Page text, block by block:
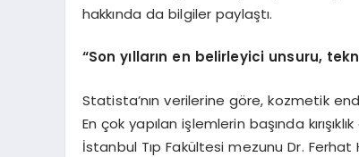
hakkında da bilgiler paylaştı.
“Son yılların en belirleyici unsuru,
Statista’nın verilerine göre, kozmetik
En çok yapılan işlemlerin başında
İstanbul Tıp Fakültesi mezunu Dr.